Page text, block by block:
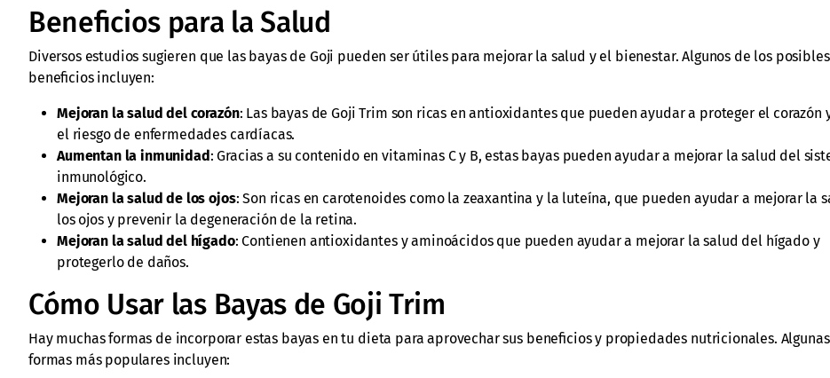
Beneficios para la Salud
Diversos estudios sugieren que las bayas de Goji pueden ser útiles para mejorar la salud y el bienestar. Algunos de los posibles
beneficios incluyen:
Mejoran la salud del corazón: Las bayas de Goji Trim son ricas en antioxidantes que pueden ayudar a proteger el corazón
el riesgo de enfermedades cardíacas.
Aumentan la inmunidad: Gracias a su contenido en vitaminas C y B, estas bayas pueden ayudar a mejorar la salud del
inmunológico.
Mejoran la salud de los ojos: Son ricas en carotenoides como la zeaxantina y la luteína, que pueden ayudar a mejorar la
los ojos y prevenir la degeneración de la retina.
Mejoran la salud del hígado: Contienen antioxidantes y aminoácidos que pueden ayudar a mejorar la salud del hígado y
protegerlo de daños.
Cómo Usar las Bayas de Goji Trim
Hay muchas formas de incorporar estas bayas en tu dieta para aprovechar sus beneficios y propiedades nutricionales.
formas más populares incluyen: